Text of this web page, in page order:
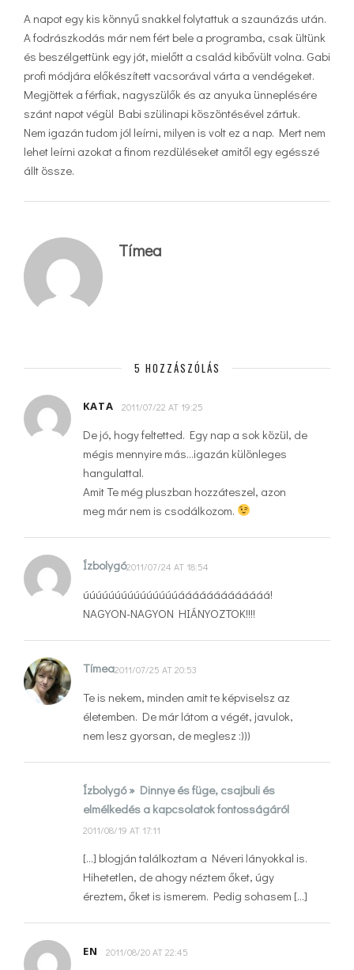
A napot egy kis könnyű snakkel folytattuk a szaunázás után.
A fodrászkodás már nem fért bele a programba, csak ültünk
és beszélgettünk egy jót, mielőtt a család kibővült volna. Gabi
profi módjára előkészített vacsorával várta a vendégeket.
Megjöttek a férfiak, nagyszülők és az anyuka ünneplésére
szánt napot végül Babi szülinapi köszöntésével zártuk.
Nem igazán tudom jól leírni, milyen is volt ez a nap. Mert nem
lehet leírni azokat a finom rezdüléseket amitől egy egésszé
állt össze.
Tímea
5 HOZZÁSZÓLÁS
KATA 2011/07/22 AT 19:25
De jó, hogy feltetted. Egy nap a sok közül, de
mégis mennyire más…igazán különleges
hangulattal.
Amit Te még pluszban hozzáteszel, azon
meg már nem is csodálkozom.
Ízbolygó2011/07/24 AT 18:54
úúúúúúúúúúúúúúúááááááááááááá!
NAGYON-NAGYON HIÁNYOZTOK!!!!
Tímea2011/07/25 AT 20:53
Te is nekem, minden amit te képviselsz az
életemben. De már látom a végét, javulok,
nem lesz gyorsan, de meglesz :)))
Ízbolygó » Dinnye és füge, csajbuli és
elmélkedés a kapcsolatok fontosságáról
2011/08/19 AT 17:11
[…] blogján találkoztam a Néveri lányokkal is.
Hihetetlen, de ahogy néztem őket, úgy
éreztem, őket is ismerem. Pedig sohasem […]
EN 2011/08/20 AT 22:45